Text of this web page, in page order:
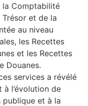
la Comptabilité
et de la
au niveau
les Recettes
et les Recettes
Douanes.
services a révélé
l’évolution de
publique et à la